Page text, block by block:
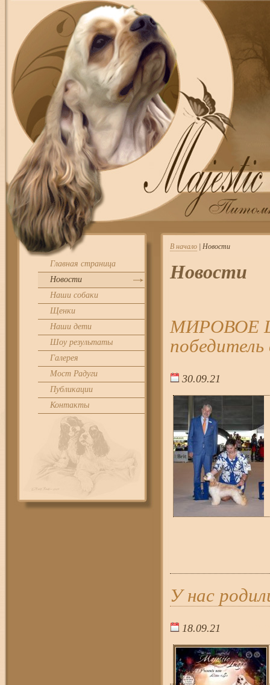
Главная страница
Новости
Наши собаки
Щенки
Наши дети
Шоу результаты
Галерея
Мост Радуги
Публикации
Контакты
В начало | Новости
Новости
МИРОВОЕ
30.09.21
У нас
18.09.21